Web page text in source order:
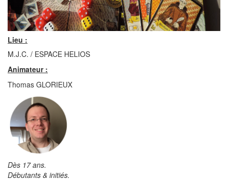
Lieu :
M.J.C. / ESPACE HELIOS
Animateur :
Thomas GLORIEUX
Dès 17 ans.
Débutants & initiés.